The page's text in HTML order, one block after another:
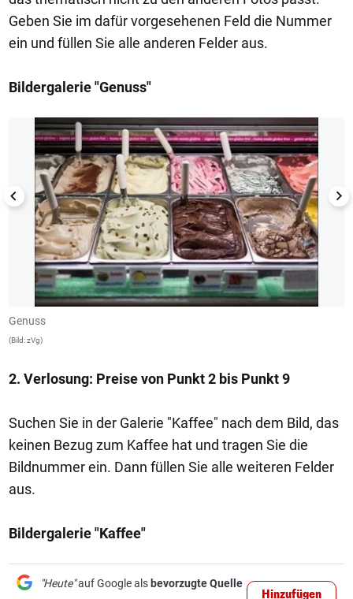
Geben Sie im dafür vorgesehenen Feld die Nummer
ein und füllen Sie alle anderen Felder aus.
Bildergalerie "Genuss"
1/30
Genuss
(Bild: zVg)
2. Verlosung: Preise von Punkt 2 bis Punkt 9
Suchen Sie in der Galerie "Kaffee" nach dem Bild, das
keinen Bezug zum Kaffee hat und tragen Sie die
Bildnummer ein. Dann füllen Sie alle weiteren Felder
aus.
Bildergalerie "Kaffee"
"Heute"auf Google als bevorzugte Quelle
Hinzufügen